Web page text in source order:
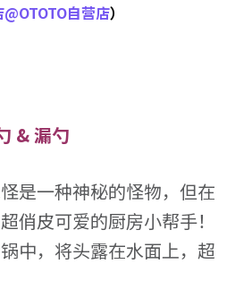
自营店）
& 漏勺
是一种神秘的怪物，但在
俏皮可爱的厨房小帮手！
中，将头露在水面上，超